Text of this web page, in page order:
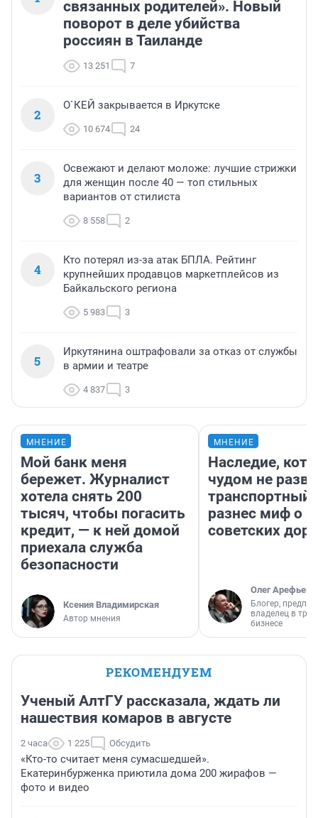
связанных родителей». Новый
поворот в деле убийства
россиян в Таиланде
13 251 7
2
О`КЕЙ закрывается в Иркутске
10 674 24
3
Освежают и делают моложе: лучшие стрижки
для женщин после 40 — топ стильных
вариантов от стилиста
8 558 2
4
Кто потерял из-за атак БПЛА. Рейтинг
крупнейших продавцов маркетплейсов из
Байкальского региона
5 983 3
5
Иркутянина оштрафовали за отказ от службы
в армии и театре
4 837 3
МНЕНИЕ
Мой банк меня
бережет. Журналист
хотела снять 200
тысяч, чтобы погасить
кредит, — к ней домой
приехала служба
безопасности
Ксения Владимирская
Автор мнения
МНЕНИЕ
Наследие,
чудом не
транспортный
разнес миф о
советских
Олег Арефьев
Блогер,
владелец в
бизнесе
РЕКОМЕНДУЕМ
Ученый АлтГУ рассказала, ждать ли
нашествия комаров в августе
2 часа 1 225 Обсудить
«Кто-то считает меня сумасшедшей».
Екатеринбурженка приютила дома 200 жирафов —
фото и видео